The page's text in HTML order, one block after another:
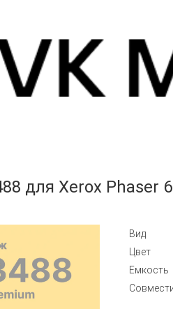
для Xerox Phaser
Вид
Цвет
Емкость